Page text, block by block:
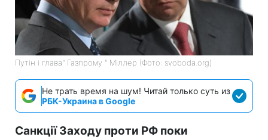
Путін і глава" Газпрому " Міллер (Фото: svoboda.org)
Не трать время на шум! Читай только суть из
РБК-Украина в Google
Санкції Заходу проти РФ поки